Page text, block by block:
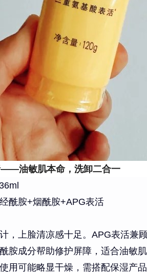
——油敏肌本命，洗卸二合一
酰胺+烟酰胺+APG表活
，上脸清凉感十足。APG表活兼
胺成分帮助修护屏障，适合油敏
用可能略显干燥，需搭配保湿产